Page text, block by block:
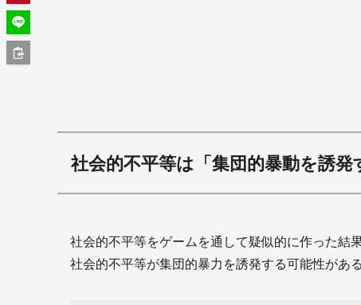
社会的不平等は「集団的暴動を誘発
社会的不平等をゲームを通して疑似的に作った結
社会的不平等が集団的暴力を誘発する可能性がある